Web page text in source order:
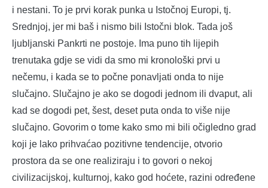
i nestani. To je prvi korak punka u Istočnoj Europi, tj.
Srednjoj, jer mi baš i nismo bili Istočni blok. Tada još
ljubljanski Pankrti ne postoje. Ima puno tih lijepih
trenutaka gdje se vidi da smo mi kronološki prvi u
nečemu, i kada se to počne ponavljati onda to nije
slučajno. Slučajno je ako se dogodi jednom ili dvaput, ali
kad se dogodi pet, šest, deset puta onda to više nije
slučajno. Govorim o tome kako smo mi bili očigledno grad
koji je lako prihvaćao pozitivne tendencije, otvorio
prostora da se one realiziraju i to govori o nekoj
civilizacijskoj, kulturnoj, kako god hoćete, razini određene